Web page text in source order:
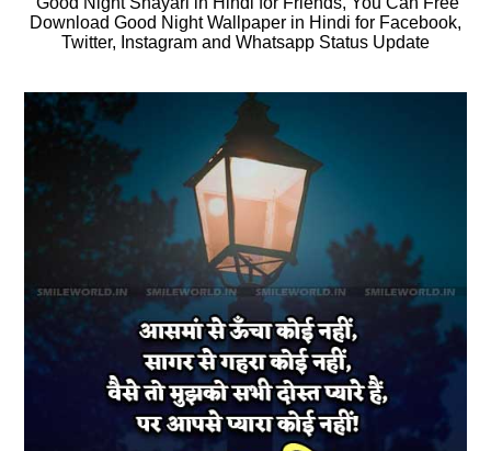
Download Good Night Wallpaper in Hindi for Facebook,
Twitter, Instagram and Whatsapp Status Update